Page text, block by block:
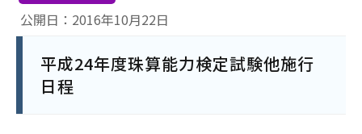
公開日：2016年10月22日
平成24年度珠算能力検定試験他施行
日程